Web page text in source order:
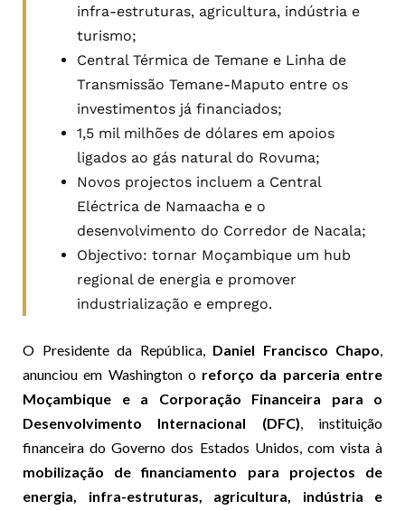
infra-estruturas, agricultura, indústria e
turismo;
Central Térmica de Temane e Linha de
Transmissão Temane-Maputo entre os
investimentos já financiados;
1,5 mil milhões de dólares em apoios
ligados ao gás natural do Rovuma;
Novos projectos incluem a Central
Eléctrica de Namaacha e o
desenvolvimento do Corredor de Nacala;
Objectivo: tornar Moçambique um hub
regional de energia e promover
industrialização e emprego.
O Presidente da República, Daniel Francisco Chapo,
anunciou em Washington o reforço da parceria entre
Moçambique e a Corporação Financeira para o
Desenvolvimento Internacional (DFC), instituição
financeira do Governo dos Estados Unidos, com vista à
mobilização de financiamento para projectos de
energia, infra-estruturas, agricultura, indústria e